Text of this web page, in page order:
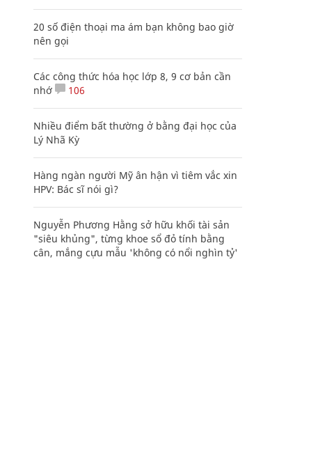
20 số điện thoại ma ám bạn không bao giờ
nên gọi
Các công thức hóa học lớp 8, 9 cơ bản cần
nhớ
106
Nhiều điểm bất thường ở bằng đại học của
Lý Nhã Kỳ
Hàng ngàn người Mỹ ân hận vì tiêm vắc xin
HPV: Bác sĩ nói gì?
Nguyễn Phương Hằng sở hữu khối tài sản
"siêu khủng", từng khoe sổ đỏ tính bằng
cân, mắng cựu mẫu 'không có nổi nghìn tỷ'